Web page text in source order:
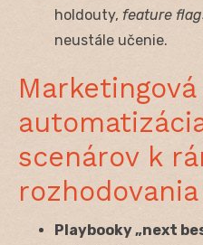
holdouty, feature
neustále učenie.
Marketingová
scenárov k
rozhodovania
Playbooky „next